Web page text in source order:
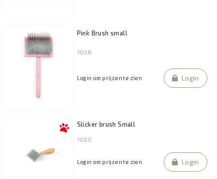
Pink Brush small
7038
Login om prijzen te zien Login
Slicker brush Small
7020
Login om prijzen te zien Login